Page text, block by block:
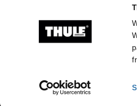
Ⓒ 2026 Thule Group Todos los